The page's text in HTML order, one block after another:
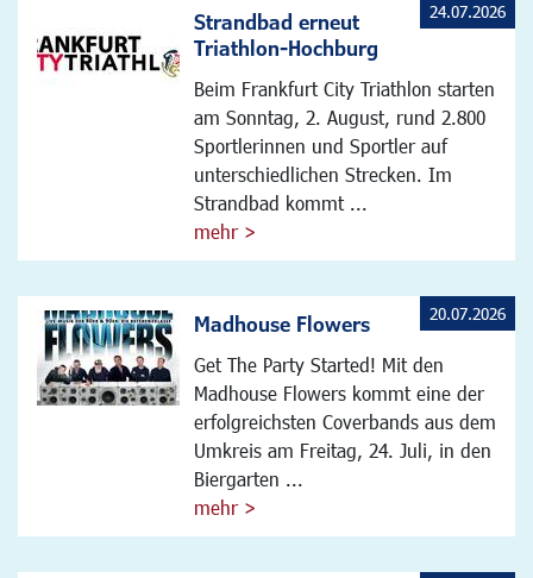
Strandbad erneut
Triathlon-Hochburg
Beim Frankfurt City Triathlon starten
am Sonntag, 2. August, rund 2.800
Sportlerinnen und Sportler auf
unterschiedlichen Strecken. Im
Strandbad kommt ...
mehr >
24.07.2026
Madhouse Flowers
Get The Party Started! Mit den
Madhouse Flowers kommt eine der
erfolgreichsten Coverbands aus dem
Umkreis am Freitag, 24. Juli, in den
Biergarten ...
mehr >
20.07.2026